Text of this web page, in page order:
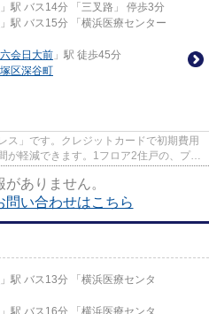
」駅 バス14分 「三叉路」 停歩3分
」駅 バス15分 「横浜医療センター
六会日大前 」駅 徒歩45分
区深谷町
ス」です。クレジットカードで初期費用
が軽減できます。1フロア2住戸の、プラ
ありません。
問い合わせはこちら
」駅 バス13分 「横浜医療センタ
」駅 バス16分 「横浜医療センタ